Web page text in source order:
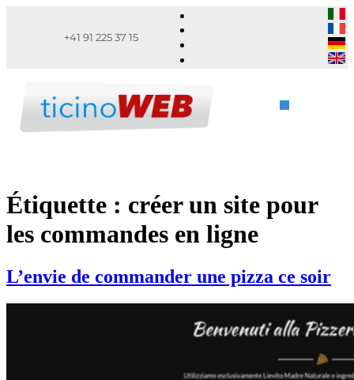
+41 91 225 37 15
Étiquette : créer un site pour
les commandes en ligne
L’envie de commander une pizza ce soir